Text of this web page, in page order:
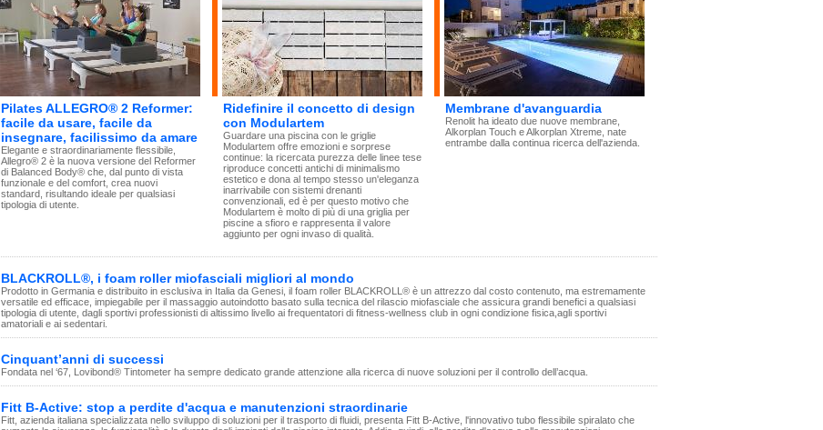
Pilates ALLEGRO® 2 Reformer:
facile da usare, facile da
insegnare, facilissimo da amare
Elegante e straordinariamente flessibile,
Allegro® 2 è la nuova versione del Reformer
di Balanced Body® che, dal punto di vista
funzionale e del comfort, crea nuovi
standard, risultando ideale per qualsiasi
tipologia di utente.
Ridefinire il concetto di design
con Modulartem
Guardare una piscina con le griglie
Modulartem offre emozioni e sorprese
continue: la ricercata purezza delle linee tese
riproduce concetti antichi di minimalismo
estetico e dona al tempo stesso un'eleganza
inarrivabile con sistemi drenanti
convenzionali, ed è per questo motivo che
Modulartem è molto di più di una griglia per
piscine a sfioro e rappresenta il valore
aggiunto per ogni invaso di qualità.
Membrane d'avanguardia
Renolit ha ideato due nuove membrane,
Alkorplan Touch e Alkorplan Xtreme, nate
entrambe dalla continua ricerca dell'azienda.
BLACKROLL®, i foam roller miofasciali migliori al mondo
Prodotto in Germania e distribuito in esclusiva in Italia da Genesi, il foam roller BLACKROLL® è un attrezzo dal costo contenuto, ma estremamente
versatile ed efficace, impiegabile per il massaggio autoindotto basato sulla tecnica del rilascio miofasciale che assicura grandi benefici a qualsiasi
tipologia di utente, dagli sportivi professionisti di altissimo livello ai frequentatori di fitness-wellness club in ogni condizione fisica,agli sportivi
amatoriali e ai sedentari.
Cinquant’anni di successi
Fondata nel ‘67, Lovibond® Tintometer ha sempre dedicato grande attenzione alla ricerca di nuove soluzioni per il controllo dell’acqua.
Fitt B-Active: stop a perdite d'acqua e manutenzioni straordinarie
Fitt, azienda italiana specializzata nello sviluppo di soluzioni per il trasporto di fluidi, presenta Fitt B-Active, l'innovativo tubo flessibile spiralato che